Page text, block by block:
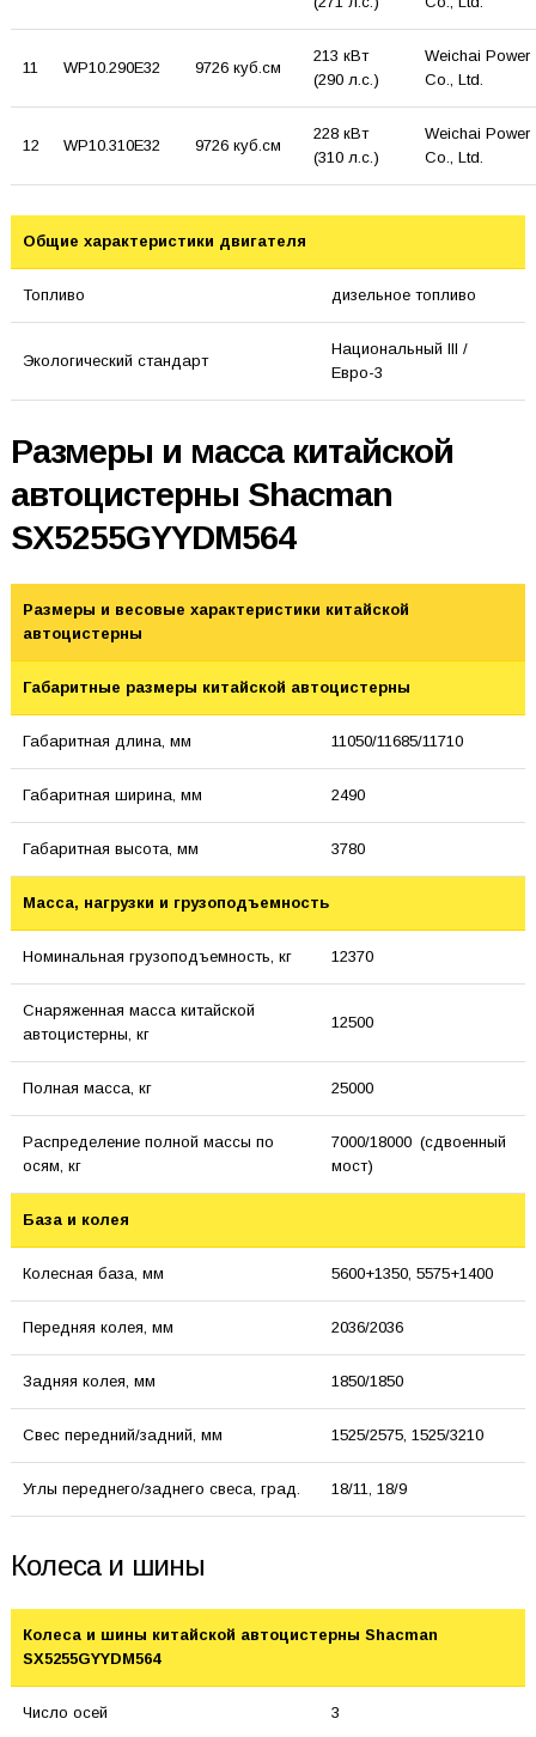
11 WP10.290E32 9726 куб.см
213 кВт
(290 л.с.)
Weichai Power
Co., Ltd.
12 WP10.310E32 9726 куб.см
228 кВт
(310 л.с.)
Weichai Power
Co., Ltd.
Общие характеристики двигателя
Топливо дизельное топливо
Экологический стандарт
Национальный III /
Евро-3
Размеры и масса китайской
автоцистерны Shacman
SX5255GYYDM564
Размеры и весовые характеристики китайской
автоцистерны
Габаритные размеры китайской автоцистерны
Габаритная длина, мм 11050/11685/11710
Габаритная ширина, мм 2490
Габаритная высота, мм 3780
Масса, нагрузки и грузоподъемность
Номинальная грузоподъемность, кг 12370
Снаряженная масса китайской
автоцистерны, кг
12500
Полная масса, кг 25000
Распределение полной массы по
осям, кг
7000/18000 (сдвоенный
мост)
База и колея
Колесная база, мм 5600+1350, 5575+1400
Передняя колея, мм 2036/2036
Задняя колея, мм 1850/1850
Свес передний/задний, мм 1525/2575, 1525/3210
Углы переднего/заднего свеса, град. 18/11, 18/9
Колеса и шины
Колеса и шины китайской автоцистерны Shacman
SX5255GYYDM564
Число осей 3